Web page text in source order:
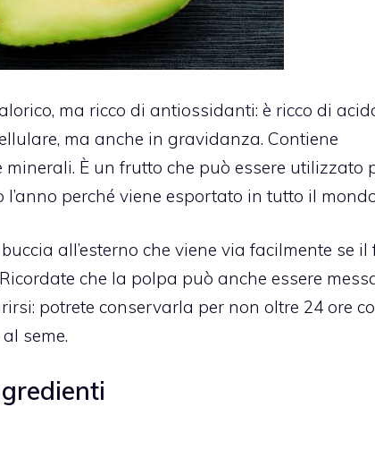
ma ricco di antiossidanti: è ricco di
ma anche in gravidanza. Contiene
È un frutto che può essere utilizzato
perché viene esportato in tutto il
all’esterno che viene via facilmente se il
che la polpa può anche essere
potrete conservarla per non oltre 24 ore
seme.